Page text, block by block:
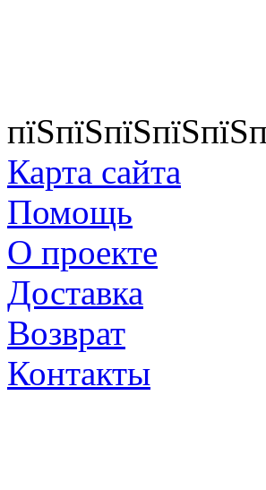
Карта сайта
Помощь
О проекте
Доставка
Возврат
Контакты